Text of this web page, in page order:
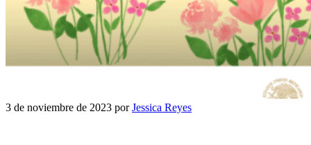
3 de noviembre de 2023 porJessica Reyes